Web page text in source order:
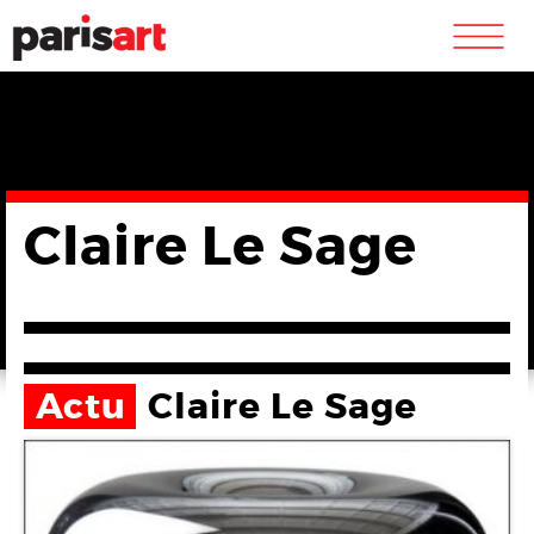
m
Claire Le Sage
Actu Claire Le Sage